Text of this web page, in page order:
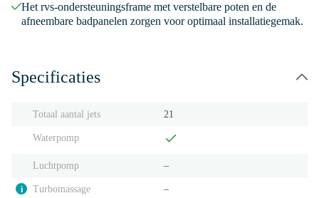
Het rvs-ondersteuningsframe met verstelbare poten en de
afneembare badpanelen zorgen voor optimaal installatiegemak.
Specificaties
Totaal aantal jets 21
Waterpomp
Luchtpomp ‒
i Turbomassage ‒